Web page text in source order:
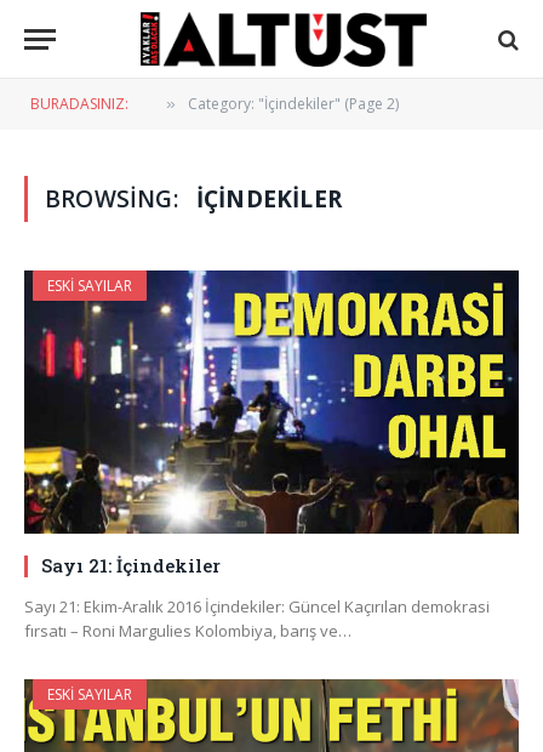
BURADASINIZ: » Category: "İçindekiler" (Page 2)
BROWSING: İÇINDEKILER
ESKI SAYILAR
Sayı 21: İçindekiler
Sayı 21: Ekim-Aralık 2016 İçindekiler: Güncel Kaçırılan demokrasi
fırsatı – Roni Margulies Kolombiya, barış ve…
ESKI SAYILAR